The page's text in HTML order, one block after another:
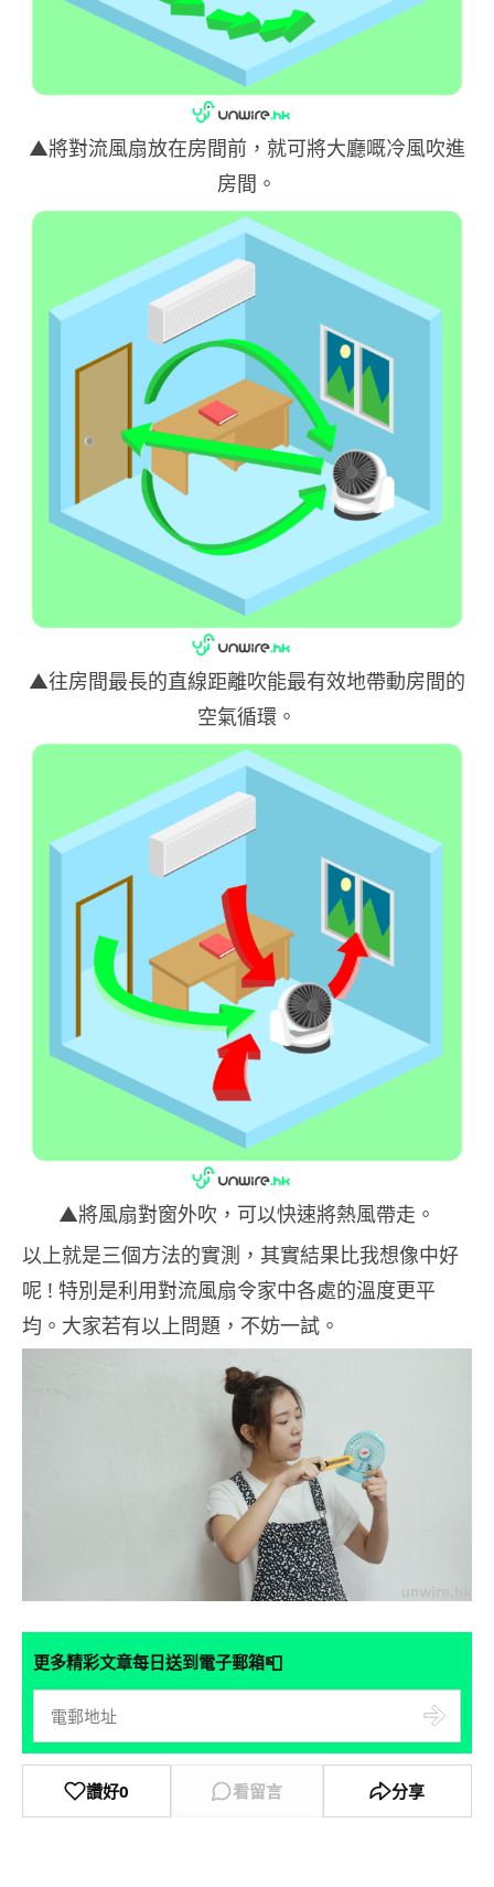
▲將對流風扇放在房間前，就可將大廳嘅冷風吹進
房間。
▲往房間最長的直線距離吹能最有效地帶動房間的
空氣循環。
▲將風扇對窗外吹，可以快速將熱風帶走。
以上就是三個方法的實測，其實結果比我想像中好
呢 ! 特別是利用對流風扇令家中各處的溫度更平
均。大家若有以上問題，不妨一試。
更多精彩文章每日送到電子郵箱📮
讚好0 看留言 分享